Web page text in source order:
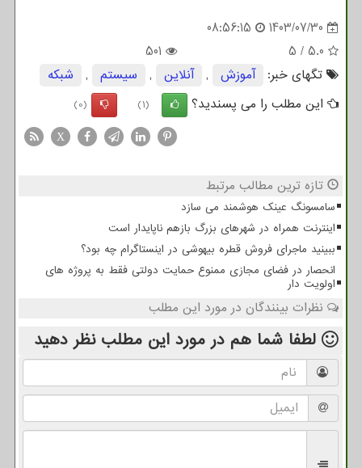
1403/07/30
08:56:15
5.0
/
5
501
تگهای خبر:
آموزش , آنلاین , سیستم ,
شبكه
این مطلب را می پسندید؟
(1)
(0)
X
تازه ترین مطالب مرتبط
سامسونگ عینک هوشمند می سازد
اینترنت همراه در شهرهای بزرگ بازهم ناپایدار است
ببینید ماجرای فروش قطره بیهوشی در اینستاگرام چه بود؟
انحصار در فضای مجازی ممنوع حمایت دولتی فقط به پروژه های
اولویت دار
نظرات بینندگان در مورد این مطلب
لطفا شما هم در مورد این مطلب نظر دهید